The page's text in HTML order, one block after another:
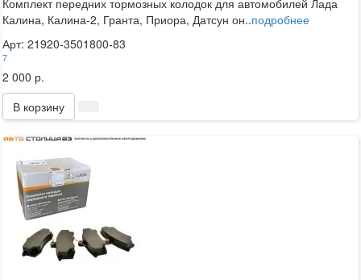
Калина, Калина-2, Гранта, Приора, Датсун он..подробнее
Арт: 21920-3501800-83
7
2 000 р.
В корзину